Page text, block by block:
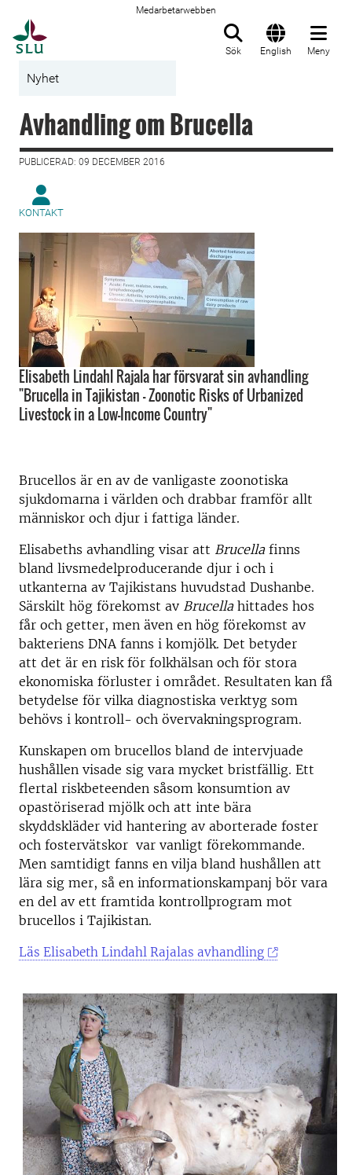
Medarbetarwebben
Sök English Meny
Nyhet
Avhandling om Brucella
PUBLICERAD: 09 DECEMBER 2016
KONTAKT
Elisabeth Lindahl Rajala har försvarat sin avhandling
"Brucella in Tajikistan - Zoonotic Risks of Urbanized
Livestock in a Low-Income Country"
Brucellos är en av de vanligaste zoonotiska
sjukdomarna i världen och drabbar framför allt
människor och djur i fattiga länder.
Elisabeths avhandling visar att Brucella finns
bland livsmedelproducerande djur i och i
utkanterna av Tajikistans huvudstad Dushanbe.
Särskilt hög förekomst av Brucellahittades hos
får och getter, men även en hög förekomst av
bakteriens DNA fanns i komjölk. Det betyder
att det är en risk för folkhälsan och för stora
ekonomiska förluster i området. Resultaten kan få
betydelse för vilka diagnostiska verktyg som
behövs i kontroll- och övervakningsprogram.
Kunskapen om brucellos bland de intervjuade
hushållen visade sig vara mycket bristfällig. Ett
flertal riskbeteenden såsom konsumtion av
opastöriserad mjölk och att inte bära
skyddskläder vid hantering av aborterade foster
och fostervätskor var vanligt förekommande.
Men samtidigt fanns en vilja bland hushållen att
lära sig mer, så en informationskampanj bör vara
en del av ett framtida kontrollprogram mot
brucellos i Tajikistan.
Läs Elisabeth Lindahl Rajalas avhandling